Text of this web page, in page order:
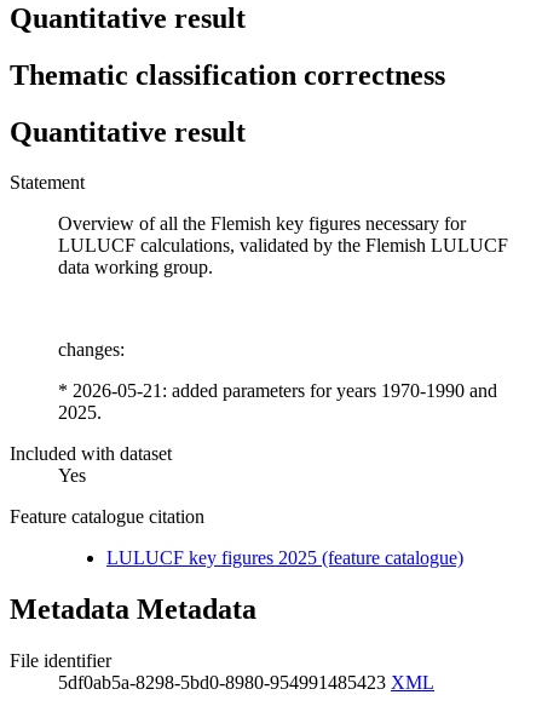
Quantitative result
Thematic classification correctness
Quantitative result
Statement
Overview of all the Flemish key figures necessary for
LULUCF calculations, validated by the Flemish LULUCF
data working group.
changes:
* 2026-05-21: added parameters for years 1970-1990 and
2025.
Included with dataset
Yes
Feature catalogue citation
LULUCF key figures 2025 (feature catalogue)
Metadata Metadata
File identifier
5df0ab5a-8298-5bd0-8980-954991485423 XML